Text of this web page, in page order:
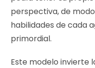
perspectiva, de
habilidades de cada
primordial.
Este modelo invierte